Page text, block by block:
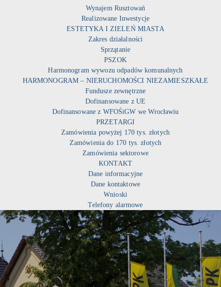
Wynajem Rusztowań
Realizowane Inwestycje
ESTETYKA I ZIELEŃ MIASTA
Zakres działalności
Sprzątanie
PSZOK
Harmonogram wywozu odpadów komunalnych
HARMONOGRAM – NIERUCHOMOŚCI NIEZAMIESZKAŁE
Fundusze zewnętrzne
Dofinansowane z UE
Dofinansowane z WFOŚiGW we Wrocławiu
PRZETARGI
Zamówienia powyżej 170 tys. złotych
Zamówienia do 170 tys. złotych
Zamówienia sektorowe
KONTAKT
Dane informacyjne
Dane kontaktowe
Wnioski
Telefony alarmowe